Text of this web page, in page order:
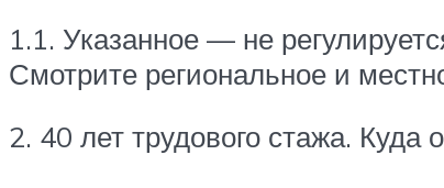
1.1. Указанное — не
Смотрите региональное и
2. 40 лет трудового стажа. Куда